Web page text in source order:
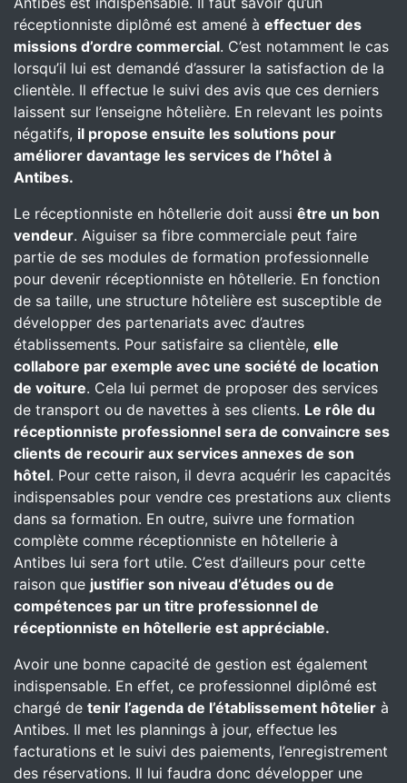
réceptionniste diplômé est amené à effectuer des
missions d’ordre commercial. C’est notamment le cas
lorsqu’il lui est demandé d’assurer la satisfaction de la
clientèle. Il effectue le suivi des avis que ces derniers
laissent sur l’enseigne hôtelière. En relevant les points
négatifs, il propose ensuite les solutions pour
améliorer davantage les services de l’hôtel à
Antibes.
Le réceptionniste en hôtellerie doit aussi être un bon
vendeur. Aiguiser sa fibre commerciale peut faire
partie de ses modules de formation professionnelle
pour devenir réceptionniste en hôtellerie. En fonction
de sa taille, une structure hôtelière est susceptible de
développer des partenariats avec d’autres
établissements. Pour satisfaire sa clientèle, elle
collabore par exemple avec une société de location
de voiture. Cela lui permet de proposer des services
de transport ou de navettes à ses clients. Le rôle du
réceptionniste professionnel sera de convaincre ses
clients de recourir aux services annexes de son
hôtel. Pour cette raison, il devra acquérir les capacités
indispensables pour vendre ces prestations aux clients
dans sa formation. En outre, suivre une formation
complète comme réceptionniste en hôtellerie à
Antibes lui sera fort utile. C’est d’ailleurs pour cette
raison que justifier son niveau d’études ou de
compétences par un titre professionnel de
réceptionniste en hôtellerie est appréciable.
Avoir une bonne capacité de gestion est également
indispensable. En effet, ce professionnel diplômé est
chargé de tenir l’agenda de l’établissement hôtelier à
Antibes. Il met les plannings à jour, effectue les
facturations et le suivi des paiements, l’enregistrement
des réservations. Il lui faudra donc développer une